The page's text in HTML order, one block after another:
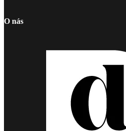
O nás